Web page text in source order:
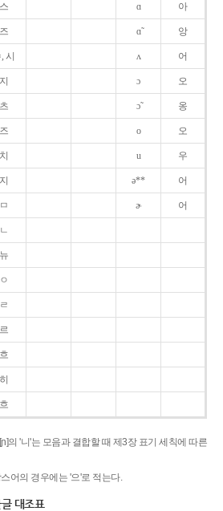
스 ɑ 아
즈 ɑ̃ 앙
시 ʌ 어
지 ɔ 오
츠 ɔ̃ 옹
즈 o 오
치 u 우
지 ə** 어
ㅁ ɚ 어
ㄴ
뉴
ㅇ
ㄹ
르
흐
히
흐
의 '니'는 모음과 결합할 때 제3장 표기 세칙에 따른
어의 경우에는 '으'로 적는다.
대조표